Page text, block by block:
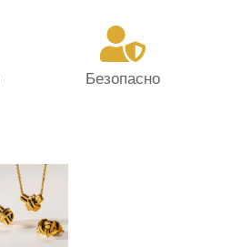
Безопасно